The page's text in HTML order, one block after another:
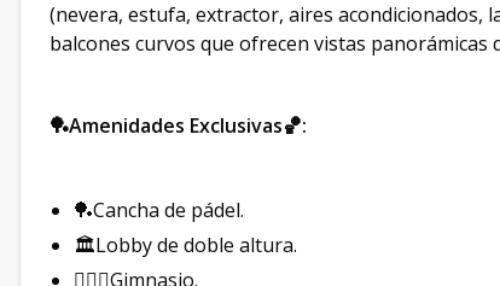
(nevera, estufa, extractor, aires acondicionados,
balcones curvos que ofrecen vistas panorámicas
🏓Amenidades Exclusivas🏀:
🏓Cancha de pádel.
🏛Lobby de doble altura.
🏋🏻‍♂️Gimnasio.